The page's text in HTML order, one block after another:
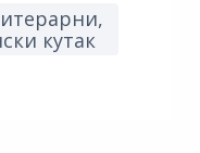
кутак